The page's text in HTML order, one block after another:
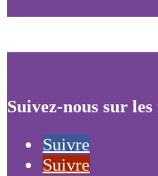
Suivez-nous sur
Suivre
Suivre